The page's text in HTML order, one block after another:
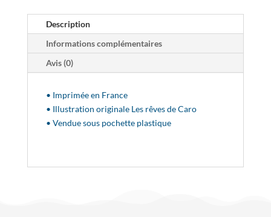
Description
Informations complémentaires
Avis (0)
• Imprimée en France
• Illustration originale Les rêves de Caro
• Vendue sous pochette plastique